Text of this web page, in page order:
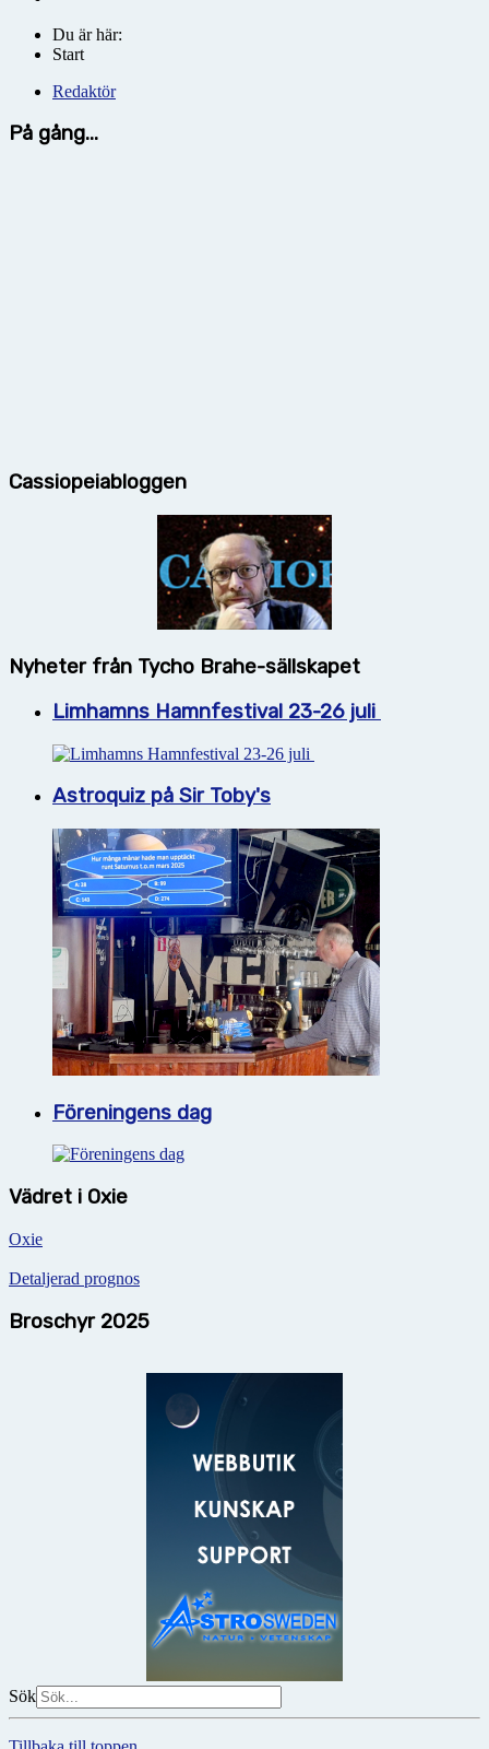
Du är här:
Start
Redaktör
På gång...
Cassiopeiabloggen
Nyheter från Tycho Brahe-sällskapet
Limhamns Hamnfestival 23-26 juli
Astroquiz på Sir Toby's
Föreningens dag
Vädret i Oxie
Oxie
Detaljerad prognos
Broschyr 2025
Sök